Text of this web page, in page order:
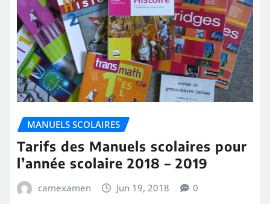
MANUELS SCOLAIRES
Tarifs des Manuels scolaires pour
l’année scolaire 2018 – 2019
camexamen Jun 19, 2018 0